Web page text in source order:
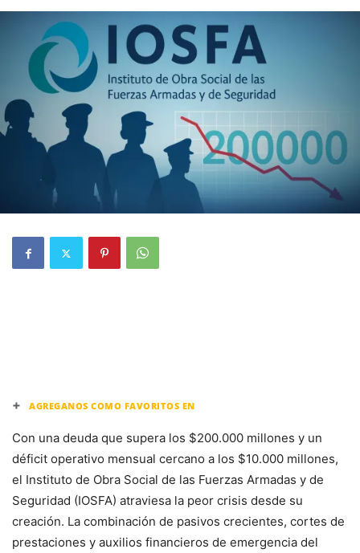
+ AGREGANOS COMO FAVORITOS EN
Con una deuda que supera los $200.000 millones y un
déficit operativo mensual cercano a los $10.000 millones,
el Instituto de Obra Social de las Fuerzas Armadas y de
Seguridad (IOSFA) atraviesa la peor crisis desde su
creación. La combinación de pasivos crecientes, cortes de
prestaciones y auxilios financieros de emergencia del